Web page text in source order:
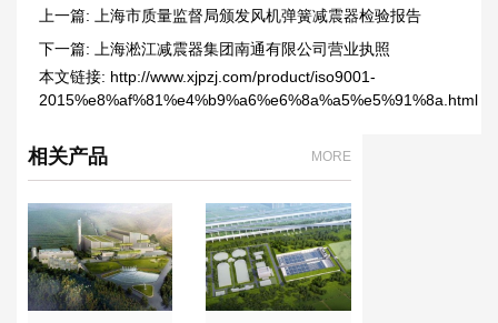
上一篇:
上海市质量监督局颁发风机弹簧减震器检验报告
下一篇:
上海淞江减震器集团南通有限公司营业执照
本文链接: http://www.xjpzj.com/product/iso9001-
2015%e8%af%81%e4%b9%a6%e6%8a%a5%e5%91%8a.html
相关产品 MORE